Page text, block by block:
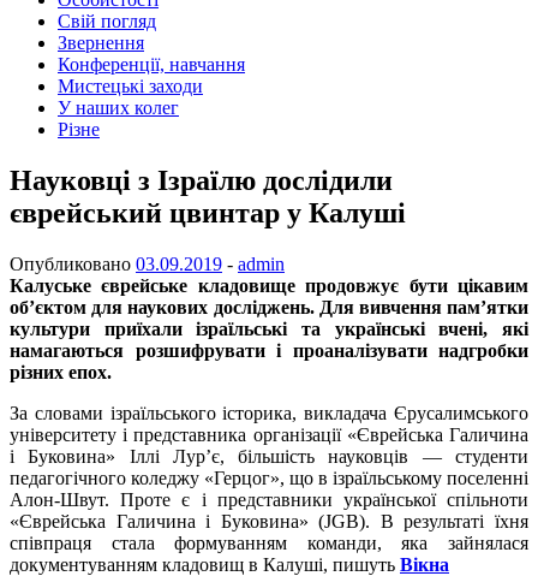
Свій погляд
Звернення
Конференції, навчання
Мистецькі заходи
У наших колег
Різне
Науковці з Ізраїлю дослідили
єврейський цвинтар у Калуші
Опубликовано 03.09.2019 - admin
Калуське єврейське кладовище продовжує бути цікавим
об’єктом для наукових досліджень. Для вивчення пам’ятки
культури приїхали ізраїльські та українські вчені, які
намагаються розшифрувати і проаналізувати надгробки
різних епох.
За словами ізраїльського історика, викладача Єрусалимського
університету і представника організації «Єврейська Галичина
і Буковина» Іллі Лур’є, більшість науковців — студенти
педагогічного коледжу «Герцог», що в ізраїльському поселенні
Алон-Швут. Проте є і представники української спільноти
«Єврейська Галичина і Буковина» (JGB). В результаті їхня
співпраця стала формуванням команди, яка зайнялася
документуванням кладовищ в Калуші, пишуть Вікна